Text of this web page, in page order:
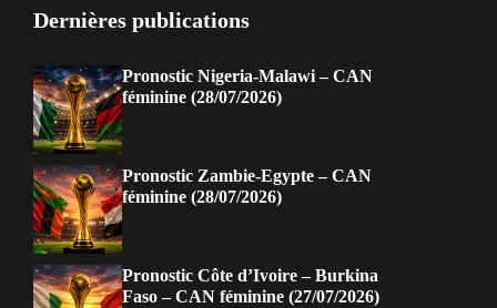
Dernières publications
Pronostic Nigeria-Malawi – CAN
féminine (28/07/2026)
Pronostic Zambie-Egypte – CAN
féminine (28/07/2026)
Pronostic Côte d’Ivoire – Burkina
Faso – CAN féminine (27/07/2026)